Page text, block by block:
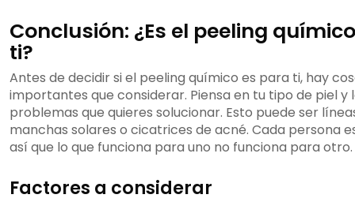
Conclusión: ¿Es el peeling
ti?
Antes de decidir si el peeling químico es para ti, hay
importantes que considerar. Piensa en tu tipo de piel y
problemas que quieres solucionar. Esto puede ser
manchas solares o cicatrices de acné. Cada persona
así que lo que funciona para uno no funciona para otro.
Factores a considerar